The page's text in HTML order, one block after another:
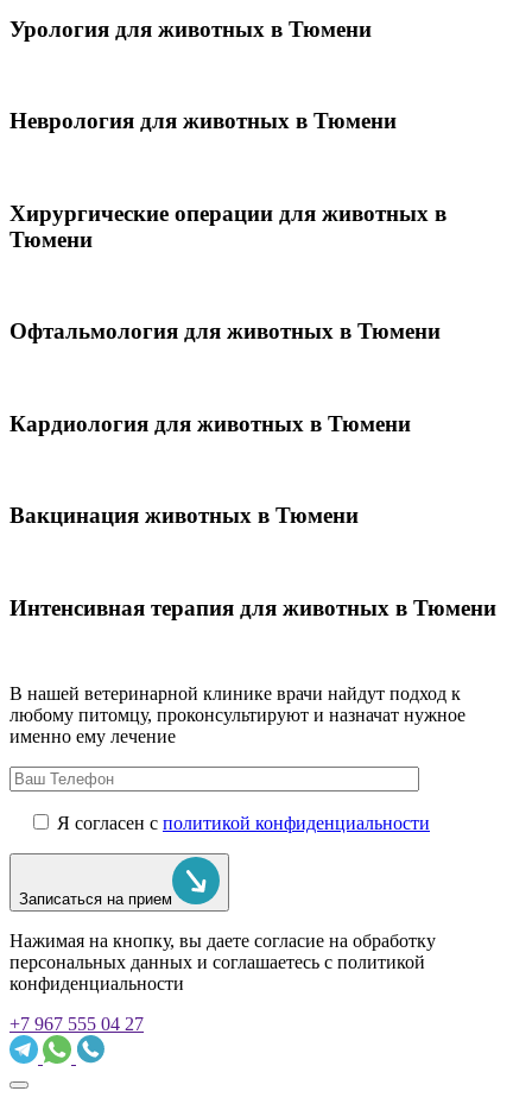
Урология для животных в Тюмени
Неврология для животных в Тюмени
Хирургические операции для животных в
Тюмени
Офтальмология для животных в Тюмени
Кардиология для животных в Тюмени
Вакцинация животных в Тюмени
Интенсивная терапия для животных в Тюмени
В нашей ветеринарной клинике врачи найдут подход к
любому питомцу, проконсультируют и назначат нужное
именно ему лечение
Я согласен с политикой конфиденциальности
Записаться на прием
Нажимая на кнопку, вы даете согласие на обработку
персональных данных и соглашаетесь c политикой
конфиденциальности
+7 967 555 04 27